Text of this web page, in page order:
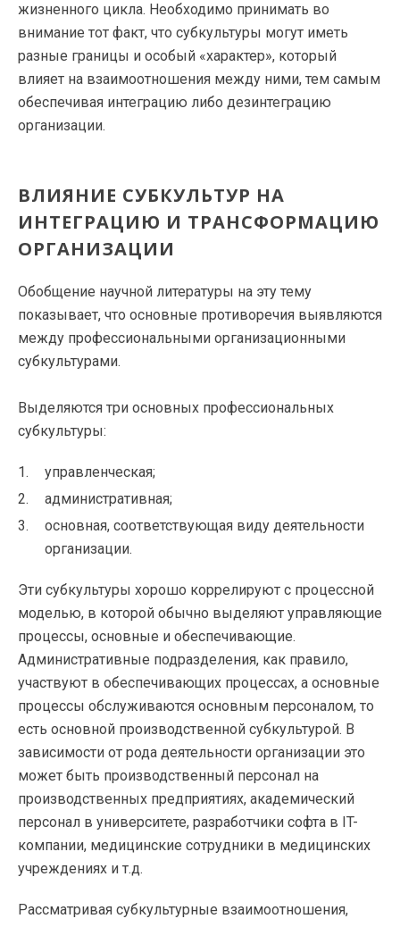
жизненного цикла. Необходимо принимать во
внимание тот факт, что субкультуры могут иметь
разные границы и особый «характер», который
влияет на взаимоотношения между ними, тем самым
обеспечивая интеграцию либо дезинтеграцию
организации.
ВЛИЯНИЕ СУБКУЛЬТУР НА
ИНТЕГРАЦИЮ И ТРАНСФОРМАЦИЮ
ОРГАНИЗАЦИИ
Обобщение научной литературы на эту тему
показывает, что основные противоречия выявляются
между профессиональными организационными
субкультурами.
Выделяются три основных профессиональных
субкультуры:
управленческая;
административная;
основная, соответствующая виду деятельности
организации.
Эти субкультуры хорошо коррелируют с процессной
моделью, в которой обычно выделяют управляющие
процессы, основные и обеспечивающие.
Административные подразделения, как правило,
участвуют в обеспечивающих процессах, а основные
процессы обслуживаются основным персоналом, то
есть основной производственной субкультурой. В
зависимости от рода деятельности организации это
может быть производственный персонал на
производственных предприятиях, академический
персонал в университете, разработчики софта в IT-
компании, медицинские сотрудники в медицинских
учреждениях и т.д.
Рассматривая субкультурные взаимоотношения,